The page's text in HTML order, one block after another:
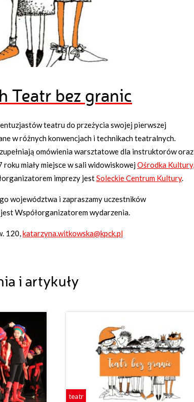
Teatr bez granic
teatru do przeżycia swojej pierwszej
w różnych konwencjach i technikach teatralnych.
omówienia warsztatowe dla instruktorów oraz
miały miejsce w sali widowiskowejOśrodka Kultury,
imprezy jestSoleckie Centrum Kultury.
województwa i zapraszamy uczestników
Współorganizatorem wydarzenia.
120, katarzyna.witkowska@kpck.pl
i artykuły
teatr